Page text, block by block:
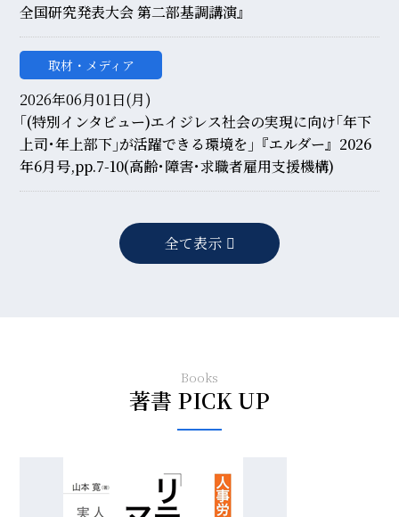
全国研究発表大会 第二部基調講演』
取材・メディア
2026年06月01日(月)
｢(特別インタビュー)エイジレス社会の実現に向け｢年下
上司･年上部下｣が活躍できる環境を｣『エルダー』2026
年6月号,pp.7-10(高齢･障害･求職者雇用支援機構)
全て表示
Books
著書 PICK UP